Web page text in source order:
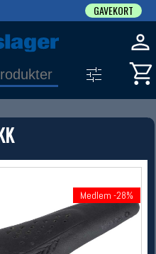
Medlem -28%
GAVEKORT
(1)
spisse søket
Medlem -28%